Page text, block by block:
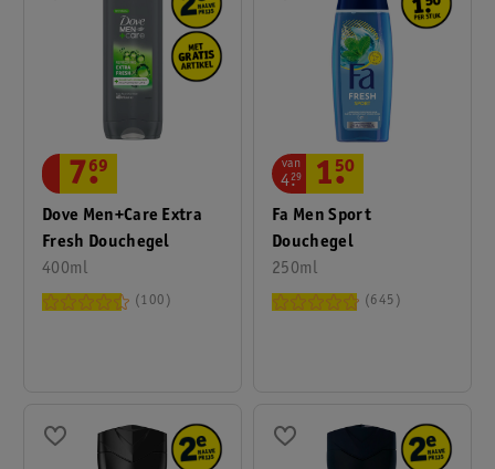
Dove Men+Care Extra
Fresh Douchegel
400ml
7.
69
100
Fa Men Sport
Douchegel
250ml
van
4.29 1.
50
645